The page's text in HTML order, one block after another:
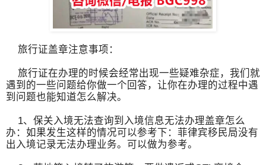
旅行证盖章注意事项：
旅行证在办理的时候会经常出现一些疑难杂症，我们就
遇到的一些问题给你做一个回答，让你在办理的过程中遇
到问题也能知道怎么解决。
1、保关入境无法查询到入境信息无法办理盖章怎么
办：如果发生这样的情况可以参考下：菲律宾移民局没有
出入境记录无法办理业务。可以做为参考。